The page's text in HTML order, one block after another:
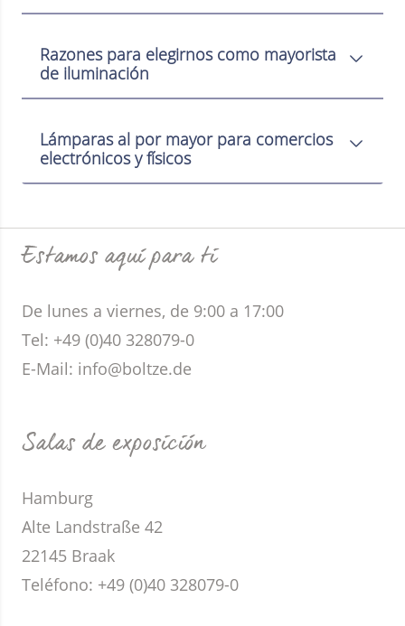
Razones para elegirnos como mayorista
de iluminación
Lámparas al por mayor para comercios
electrónicos y físicos
Estamos aquí para ti
De lunes a viernes, de 9:00 a 17:00
Tel: +49 (0)40 328079-0
E-Mail: info@boltze.de
Salas de exposición
Hamburg
Alte Landstraße 42
22145 Braak
Teléfono: +49 (0)40 328079-0